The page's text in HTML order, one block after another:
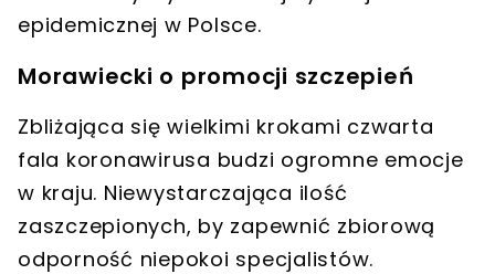
epidemicznej w Polsce.
Morawiecki o promocji szczepień
Zbliżająca się wielkimi krokami czwarta
fala koronawirusa budzi ogromne emocje
w kraju. Niewystarczająca ilość
zaszczepionych, by zapewnić zbiorową
odporność niepokoi specjalistów.